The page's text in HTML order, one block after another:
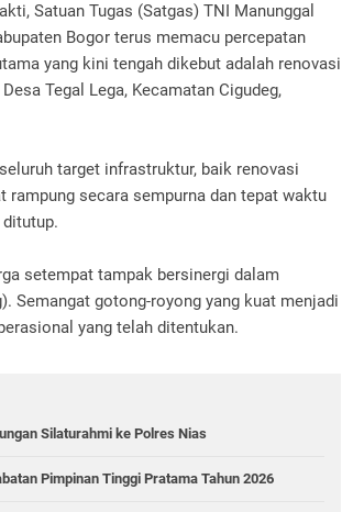
Satuan Tugas (Satgas) TNI Manunggal
Bogor terus memacu percepatan
yang kini tengah dikebut adalah renovasi
Tegal Lega, Kecamatan Cigudeg,
target infrastruktur, baik renovasi
rampung secara sempurna dan tepat waktu
setempat tampak bersinergi dalam
Semangat gotong-royong yang kuat menjadi
yang telah ditentukan.
Silaturahmi ke Polres Nias
Pimpinan Tinggi Pratama Tahun 2026